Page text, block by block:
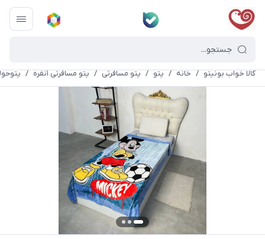
کالا خواب بونیتو / خانه / پتو / پتو مسافرتی / پتو مسافرتی ۱نفره / پتوحوله ای